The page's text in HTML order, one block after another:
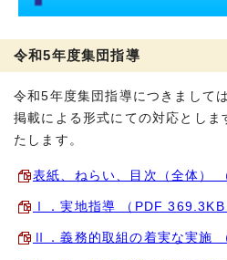
令和5年度集団指導
令和5年度集団指導につきまして
掲載による形式にての対応としま
たします。
表紙、ねらい、目次（全体）
Ⅰ．実地指導 （PDF 369.3KB
Ⅱ．義務的取組の着実な実施